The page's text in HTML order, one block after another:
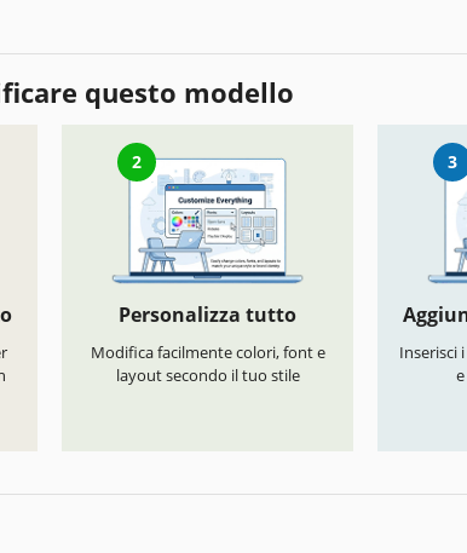
questo modello
2
Personalizza tutto
Modifica facilmente colori, font e
layout secondo il tuo stile
3
Inserisci